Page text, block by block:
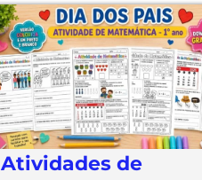
Atividades de